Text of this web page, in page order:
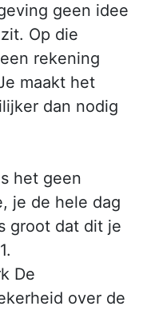
geen idee
Op die
rekening
maakt het
dan nodig
het geen
je de hele dag
groot dat dit je
De
over de